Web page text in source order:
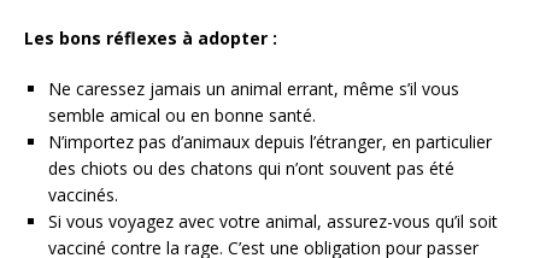
Les bons réflexes à adopter :
Ne caressez jamais un animal errant, même s’il vous
semble amical ou en bonne santé.
N’importez pas d’animaux depuis l’étranger, en particulier
des chiots ou des chatons qui n’ont souvent pas été
vaccinés.
Si vous voyagez avec votre animal, assurez-vous qu’il soit
vacciné contre la rage. C’est une obligation pour passer